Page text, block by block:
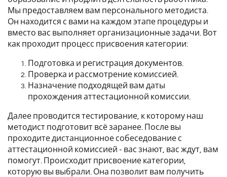
Мы предоставляем вам персонального методиста.
Он находится с вами на каждом этапе процедуры и
вместо вас выполняет организационные задачи. Вот
как проходит процесс присвоения категории:
Подготовка и регистрация документов.
Проверка и рассмотрение комиссией.
Назначение подходящей вам даты
прохождения аттестационной комиссии.
Далее проводится тестирование, к которому наш
методист подготовит всё заранее. После вы
проходите дистанционное собеседование с
аттестационной комиссией - вас знают, вас ждут, вам
помогут. Происходит присвоение категории,
которую вы выбрали. Она позволит вам получить